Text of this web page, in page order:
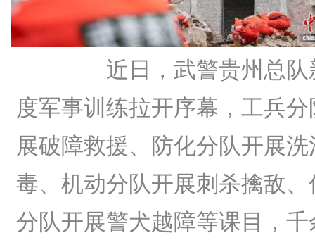
近日，武警贵州总队
度军事训练拉开序幕，工兵分
展破障救援、防化分队开展洗
毒、机动分队开展刺杀擒敌、
分队开展警犬越障等课目，千